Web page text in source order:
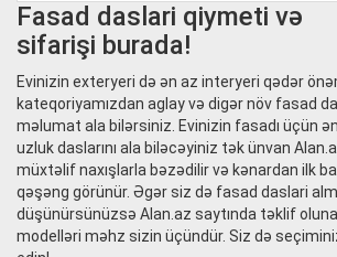
Fasad daslari qiymeti və
sifarişi burada!
Evinizin exteryeri də ən az interyeri qədər
kateqoriyamızdan aglay və digər növ fasad
məlumat ala bilərsiniz. Evinizin fasadı üçün
uzluk daslarını ala biləcəyiniz tək ünvan
müxtəlif naxışlarla bəzədilir və kənardan ilk
qəşəng görünür. Əgər siz də fasad daslari
düşünürsünüzsə Alan.az saytında təklif
modelləri məhz sizin üçündür. Siz də